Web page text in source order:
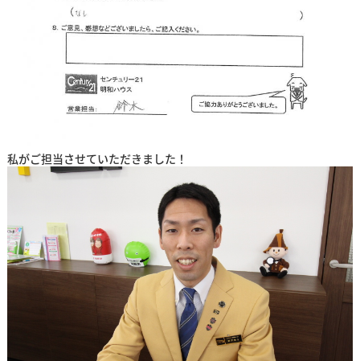
私がご担当させていただきました！